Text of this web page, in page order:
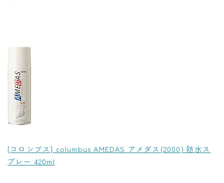
[コロンブス] columbus AMEDAS アメダス(2000) 防水ス
プレー 420ml